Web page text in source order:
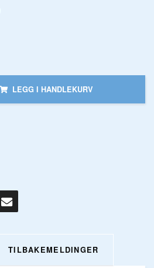
LEGG I HANDLEKURV
TILBAKEMELDINGER